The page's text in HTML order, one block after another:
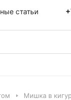
статьи
Мишка в